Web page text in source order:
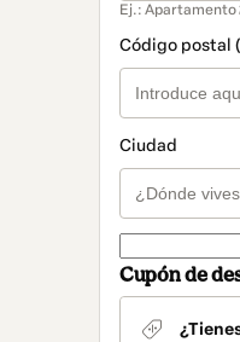
Ej.: Apartamento
Código postal
Ciudad
Cupón de